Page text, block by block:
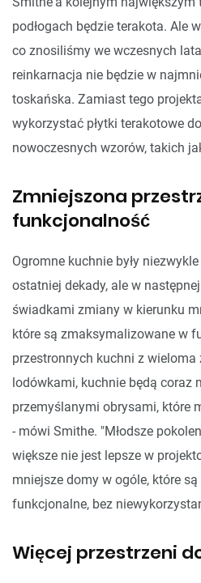
podłogach będzie terakota. Ale
co znosiliśmy we wczesnych
reinkarnacja nie będzie w
toskańska. Zamiast tego
wykorzystać płytki terakotowe
nowoczesnych wzorów, takich
Zmniejszona
funkcjonalność
Ogromne kuchnie były
ostatniej dekady, ale w
świadkami zmiany w kierunku
które są zmaksymalizowane w
przestronnych kuchni z
lodówkami, kuchnie będą coraz
przemyślanymi obrysami, które
- mówi Smithe. "Młodsze
większe nie jest lepsze w
mniejsze domy w ogóle, które
funkcjonalne, bez
Więcej przestrzeni